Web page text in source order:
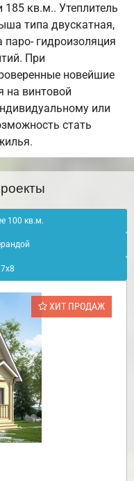
кв.м.. Утеплитель
типа двускатная,
гидроизоляция
При
новейшие
на винтовой
или
стать
100 кв.м.
ХИТ ПРОДАЖ